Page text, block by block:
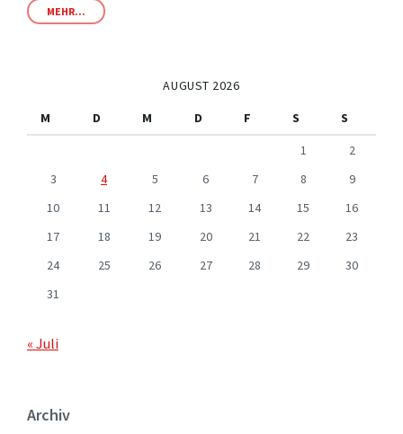
MEHR...
AUGUST 2026
M
D M D F S
S
1
2
3
4 5 6 7 8
9
10
11 12 13 14 15
16
17
18 19 20 21 22
23
24
25 26 27 28 29
30
31
« Juli
Archiv